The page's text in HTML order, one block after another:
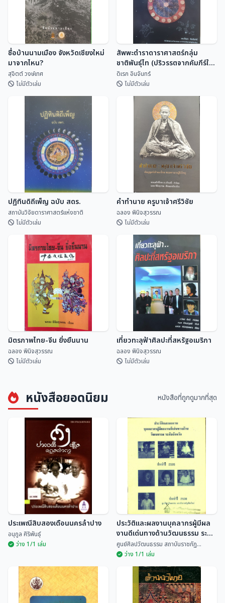
ชื่อบ้านนามเมือง จังหวัดเชียงใหม่
มาจากไหน?
สุจิตต์ วงษ์เทศ
ชื่อบ้านนามเมือง จังหวัดเชียงใหม่
มาจากไหน?
สุจิตต์ วงษ์เทศ
ไม่มีตัวเล่ม
สัพพะตำราดาราศาสตร์กลุ่ม
ชาติพันธุ์ไท (ปริวรรตจากคัมภีร์ใบ
ลานและพับสา)
ดิเรก อินจันทร์
สัพพะตำราดาราศาสตร์กลุ่ม
ชาติพันธุ์ไท (ปริวรรตจากคัมภีร์ใบ
ลานและพับสา)
ดิเรก อินจันทร์
ไม่มีตัวเล่ม
ปฏิทินดิถีเพ็ญ ฉบับ สดร.
สถาบันวิจัยดาราศาสตร...
ปฏิทินดิถีเพ็ญ ฉบับ สดร.
สถาบันวิจัยดาราศาสตร์แห่งชาติ
ไม่มีตัวเล่ม
คำทำนาย ครูบาเจ้าศรีวิชัย
ฉลอง พินิจสุวรรณ
คำทำนาย ครูบาเจ้าศรีวิชัย
ฉลอง พินิจสุวรรณ
ไม่มีตัวเล่ม
มิตรภาพไทย-จีน ยิ่งยืนนาน
มิตรภาพไทย-จีน ยิ่งยืนนาน
ฉลอง พินิจสุวรรณ
ไม่มีตัวเล่ม
เที่ยวทะลุฟ้าศิลปะที่สหรัฐอเมริกา
ฉลอง พินิจสุวรรณ
ไม่มีตัวเล่ม
หนังสือยอดนิยม หนังสือที่ถูกดูมากที่สุด
ประเพณีสิบสองเดือนนครลำปาง
อนุกูล ศิริพันธุ์
ประเพณีสิบสองเดือนนครลำปาง
อนุกูล ศิริพันธุ์
ว่าง 1/1 เล่ม
ประวัติและผลงานบุคลากรผู้มีผล
งานดีเด่นทางด้านวัฒนธรรม
ระดับจังหวัด ประจำปี 2535
ศูนย์ศิลปวัฒนธรรม สถ...
ประวัติและผลงานบุคลากรผู้มีผล
งานดีเด่นทางด้านวัฒนธรรม ระดับ
จังหวัด ประจำปี 2535
ศูนย์ศิลปวัฒนธรรม สถาบันราชภัฏ...
ว่าง 1/1 เล่ม